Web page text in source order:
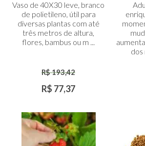
Carrinho
Vaso de 40X30 leve, branco
de polietileno, útil para
diversas plantas com até
três metros de altura,
flores, bambus ou m ...
R$ 193,42
R$ 77,37
Carrinho
dos